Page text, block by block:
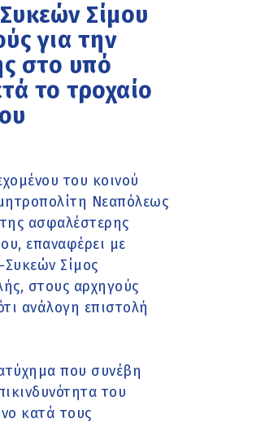
Σίμου
για την
στο υπό
το τροχαίο
του κοινού
Νεαπόλεως
ασφαλέστερης
επαναφέρει με
Σίμος
στους αρχηγούς
ανάλογη επιστολή
που συνέβη
του
κατά τους